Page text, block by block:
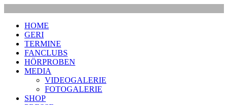
HOME
GERI
TERMINE
FANCLUBS
HÖRPROBEN
MEDIA
VIDEOGALERIE
FOTOGALERIE
SHOP